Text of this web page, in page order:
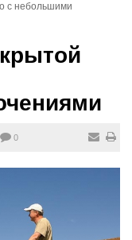
с небольшими
0